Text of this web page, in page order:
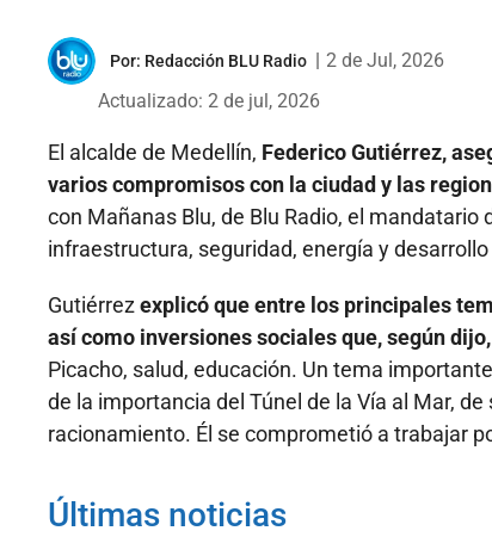
Por: Redacción BLU Radio
2 de Jul, 2026
Actualizado: 2 de jul, 2026
El alcalde de Medellín, Federico Gutiérrez,
varios compromisos con la ciudad y las
con Mañanas Blu, de Blu Radio, el
infraestructura, seguridad, energía y
Gutiérrezexplicó que entre los principales
así como inversiones sociales que, según
Picacho, salud, educación. Un tema
de la importancia del Túnel de la Vía al Mar,
racionamiento. Él se comprometió a trabajar
Últimas noticias